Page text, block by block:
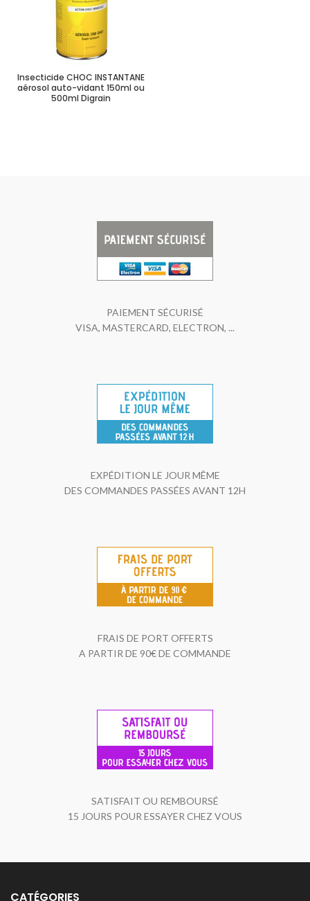
Insecticide CHOC INSTANTANE
aérosol auto-vidant 150ml ou
500ml Digrain
PAIEMENT SÉCURISÉ
VISA, MASTERCARD, ELECTRON, ...
EXPÉDITION LE JOUR MÊME
DES COMMANDES PASSÉES AVANT 12H
FRAIS DE PORT OFFERTS
A PARTIR DE 90€ DE COMMANDE
SATISFAIT OU REMBOURSÉ
15 JOURS POUR ESSAYER CHEZ VOUS
CATÉGORIES